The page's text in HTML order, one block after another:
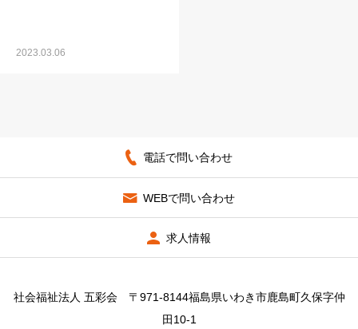
2023.03.06
電話で問い合わせ
WEBで問い合わせ
求人情報
社会福祉法人 五彩会 〒971-8144福島県いわき市鹿島町久保字仲
田10-1